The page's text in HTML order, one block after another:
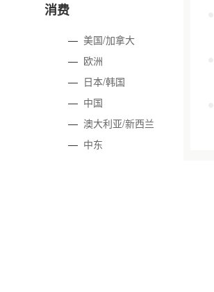
消费
—美国/加拿大
— 欧洲
— 日本/韩国
— 中国
— 澳大利亚/新西兰
— 中东